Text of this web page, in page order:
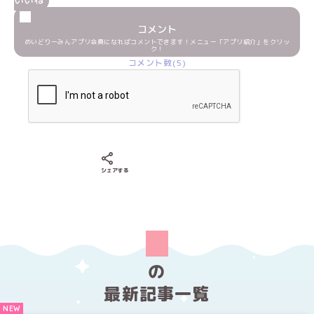
コメント
めいどりーみんアプリ会員になればコメントできます！メニュー「アプリ紹介」をクリッ
ク！
コメント数(5)
シェアする
の
最新記事一覧